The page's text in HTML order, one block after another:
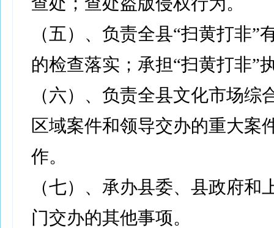
（五）、负责全县“扫黄打非”
的检查落实；承担“扫黄打非”
（六）、负责全县文化市场综
区域案件和领导交办的重大案
作。
（七）、承办县委、县政府和
门交办的其他事项。